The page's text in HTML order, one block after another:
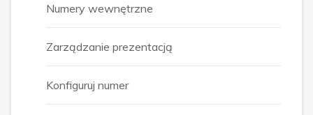
Numery wewnętrzne
Zarządzanie prezentacją
Konfiguruj numer